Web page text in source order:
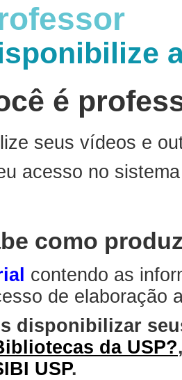
é
seus vídeos e
acesso no
como
contendo as
de elaboração
disponibilizar
da USP?
USP.